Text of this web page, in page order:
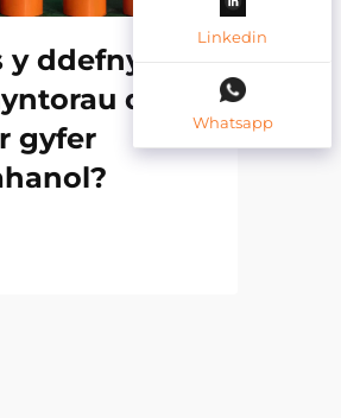
ddefnyddaf
dan y
gyfer
Linkedin
Whatsapp